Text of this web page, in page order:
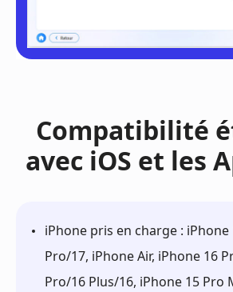
Compatibilité
avec iOS et les
iPhone pris en charge :
Pro/17, iPhone Air, iPhone 16
Pro/16 Plus/16, iPhone 15 Pro